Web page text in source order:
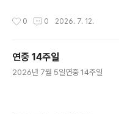
0 0 2026. 7. 12.
연중 14주일
2026년 7월 5일연중 14주일